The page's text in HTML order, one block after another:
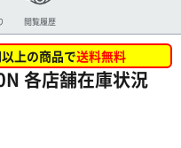
閲覧履歴
上の商品で送料無料
各店舗在庫状況